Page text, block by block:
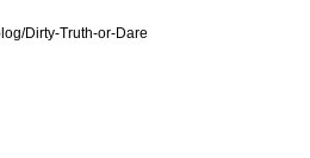
Dirty-Truth-or-Dare